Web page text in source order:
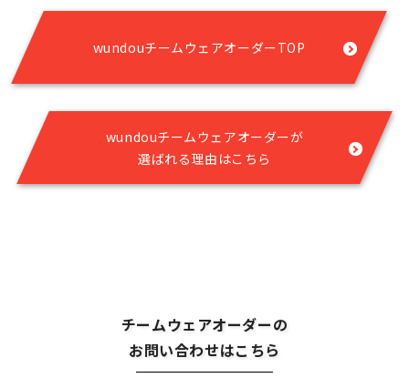
wundouチームウェアオーダーTOP
wundouチームウェアオーダーが
選ばれる理由はこちら
チームウェアオーダーの
お問い合わせはこちら